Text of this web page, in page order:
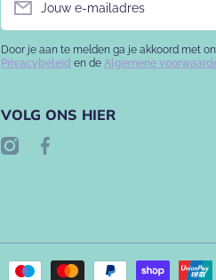
Jouw e-mailadres
Door je aan te melden ga je akkoord met
Privacybeleid en de Algemene
VOLG ONS HIER
instagramcom/babyslofje/
facebookcom/babyslofje